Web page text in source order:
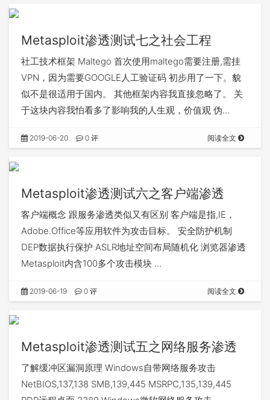
Metasploit渗透测试七之社会工程
社工技术框架 Maltego 首次使用maltego需要注册,需挂
VPN，因为需要GOOGLE人工验证码 初步用了一下。貌
似不是很适用于国内。 其他框架内容我直接忽略了。 关
于这块内容我怕看多了影响我的人生观，价值观 伪…
2019-06-20 0 评 阅读全文
Metasploit渗透测试六之客户端渗透
客户端概念 跟服务渗透类似又有区别 客户端是指,IE，
Adobe.Office等应用软件为攻击目标。 安全防护机制
DEP数据执行保护 ASLR地址空间布局随机化 浏览器渗透
Metasploit内含100多个攻击模块 …
2019-06-19 0 评 阅读全文
Metasploit渗透测试五之网络服务渗透
了解缓冲区漏洞原理 Windows自带网络服务攻击
NetBIOS,137,138 SMB,139,445 MSRPC,135,139,445